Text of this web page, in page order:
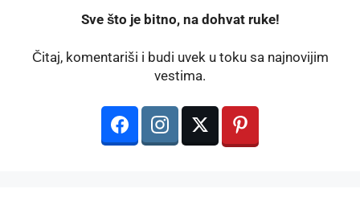
️Sve što je bitno, na dohvat ruke!
Čitaj, komentariši i budi uvek u toku sa najnovijim
vestima.